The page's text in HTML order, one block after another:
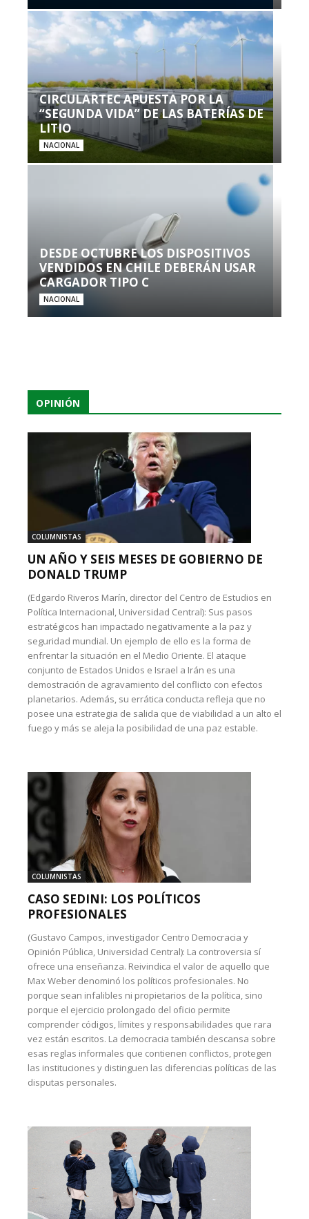
CIRCULARTEC APUESTA POR LA
“SEGUNDA VIDA” DE LAS BATERÍAS DE
LITIO
NACIONAL
DESDE OCTUBRE LOS DISPOSITIVOS
VENDIDOS EN CHILE DEBERÁN USAR
CARGADOR TIPO C
NACIONAL
OPINIÓN
COLUMNISTAS
UN AÑO Y SEIS MESES DE GOBIERNO DE
DONALD TRUMP
(Edgardo Riveros Marín, director del Centro de Estudios en
Política Internacional, Universidad Central): Sus pasos
estratégicos han impactado negativamente a la paz y
seguridad mundial. Un ejemplo de ello es la forma de
enfrentar la situación en el Medio Oriente. El ataque
conjunto de Estados Unidos e Israel a Irán es una
demostración de agravamiento del conflicto con efectos
planetarios. Además, su errática conducta refleja que no
posee una estrategia de salida que de viabilidad a un alto el
fuego y más se aleja la posibilidad de una paz estable.
COLUMNISTAS
CASO SEDINI: LOS POLÍTICOS
PROFESIONALES
(Gustavo Campos, investigador Centro Democracia y
Opinión Pública, Universidad Central): La controversia sí
ofrece una enseñanza. Reivindica el valor de aquello que
Max Weber denominó los políticos profesionales. No
porque sean infalibles ni propietarios de la política, sino
porque el ejercicio prolongado del oficio permite
comprender códigos, límites y responsabilidades que rara
vez están escritos. La democracia también descansa sobre
esas reglas informales que contienen conflictos, protegen
las instituciones y distinguen las diferencias políticas de las
disputas personales.